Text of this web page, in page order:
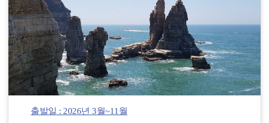
출발일 : 2026년 3월~11월